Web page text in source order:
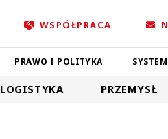
WSPÓŁPRACA
PRAWO I POLITYKA
LOGISTYKA PRZEMYSŁ